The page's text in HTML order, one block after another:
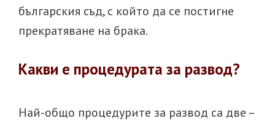
българския съд, с който да се постигне
прекратяване на брака.
Какви е процедурата за развод?
Най-общо процедурите за развод са две –